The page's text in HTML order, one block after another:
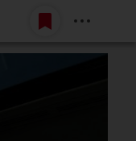
Belépés